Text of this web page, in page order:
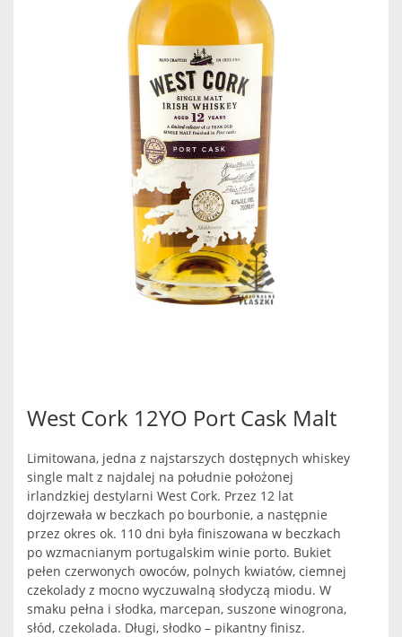
West Cork 12YO Port Cask Malt
Limitowana, jedna z najstarszych dostępnych whiskey
single malt z najdalej na południe położonej
irlandzkiej destylarni West Cork. Przez 12 lat
dojrzewała w beczkach po bourbonie, a następnie
przez okres ok. 110 dni była finiszowana w beczkach
po wzmacnianym portugalskim winie porto. Bukiet
pełen czerwonych owoców, polnych kwiatów, ciemnej
czekolady z mocno wyczuwalną słodyczą miodu. W
smaku pełna i słodka, marcepan, suszone winogrona,
słód, czekolada. Długi, słodko – pikantny finisz.